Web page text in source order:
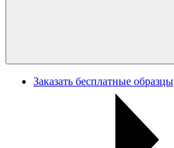
Заказать бесплатные образцы